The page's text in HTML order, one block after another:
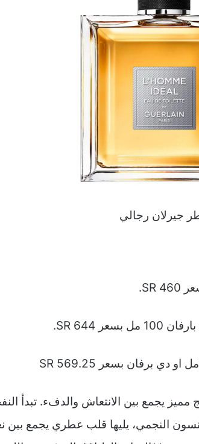
جيرلان رجالي
يجمع بين الانتعاش والدفء. تبدأ
النجمي، يليها قلب عطري يجمع بين